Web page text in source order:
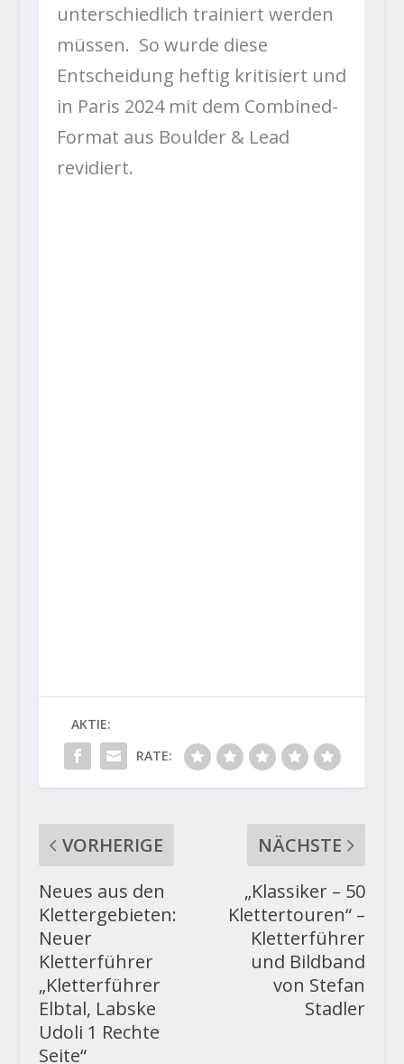
unterschiedlich trainiert werden
müssen. So wurde diese
Entscheidung heftig kritisiert und
in Paris 2024 mit dem Combined-
Format aus Boulder & Lead
revidiert.
AKTIE:
RATE:
VORHERIGE
Neues aus den
Klettergebieten:
Neuer
Kletterführer
„Kletterführer
Elbtal, Labske
Udoli 1 Rechte
Seite“
NÄCHSTE
„Klassiker – 50
Klettertouren“ –
Kletterführer
und Bildband
von Stefan
Stadler